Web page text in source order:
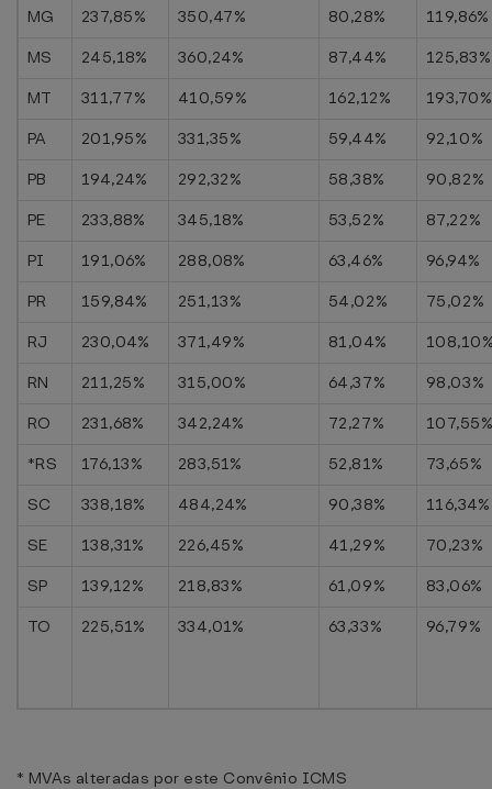
MG
237,85% 350,47% 80,28%
119,86%
MS
245,18% 360,24% 87,44%
125,83%
MT
311,77% 410,59% 162,12%
193,70%
PA
201,95% 331,35% 59,44%
92,10%
PB
194,24% 292,32% 58,38%
90,82%
PE
233,88% 345,18% 53,52%
87,22%
PI
191,06% 288,08% 63,46%
96,94%
PR
159,84% 251,13% 54,02%
75,02%
RJ
230,04% 371,49% 81,04%
RN
211,25% 315,00% 64,37%
98,03%
RO
231,68% 342,24% 72,27%
*RS
176,13% 283,51% 52,81%
73,65%
SC
338,18% 484,24% 90,38%
116,34%
SE
138,31% 226,45% 41,29%
70,23%
SP
139,12% 218,83% 61,09%
83,06%
TO
225,51% 334,01% 63,33% 96,79%
* MVAs alteradas por este Convênio ICMS